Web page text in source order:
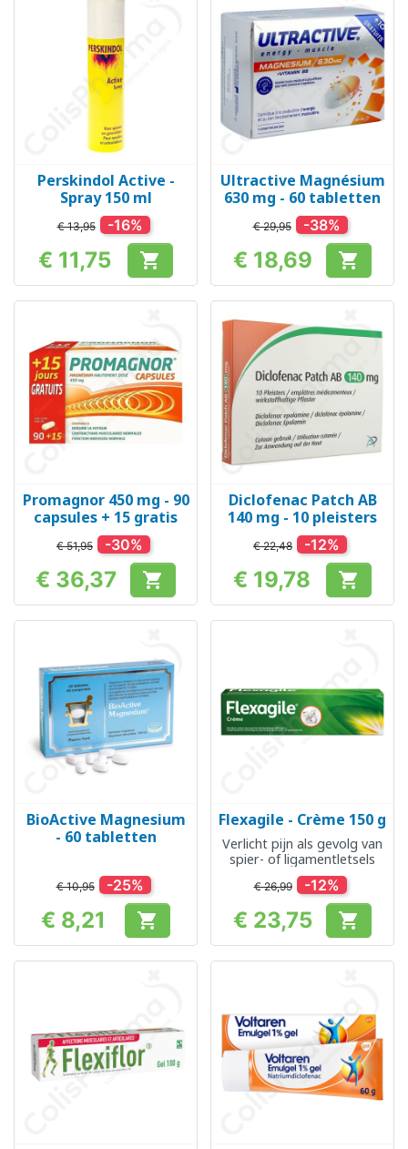
Perskindol Active -
Spray 150 ml
€ 13,95 -16%
Prijs
€ 11,75 
Ultractive Magnésium
630 mg - 60 tabletten
€ 29,95 -38%
Prijs
€ 18,69 
Promagnor 450 mg - 90
capsules + 15 gratis
€ 51,95 -30%
Prijs
€ 36,37 
Diclofenac Patch AB
140 mg - 10 pleisters
€ 22,48 -12%
Prijs
€ 19,78 
BioActive Magnesium
- 60 tabletten
€ 10,95 -25%
Prijs
€ 8,21 
Flexagile - Crème 150 g
Verlicht pijn als gevolg van
spier- of ligamentletsels
€ 26,99 -12%
Prijs
€ 23,75 